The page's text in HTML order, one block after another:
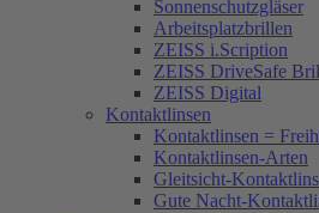
Sonnenschutzgläser
Arbeitsplatzbrillen
ZEISS i.Scription
ZEISS DriveSafe
ZEISS Digital
Kontaktlinsen
Kontaktlinsen =
Kontaktlinsen-Arten
Gleitsicht-
Gute Nacht-